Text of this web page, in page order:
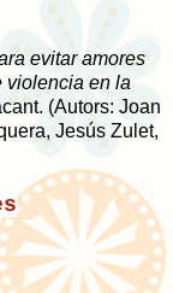
evitar amores
violencia en la
(Autors: Joan
Jesús Zulet,